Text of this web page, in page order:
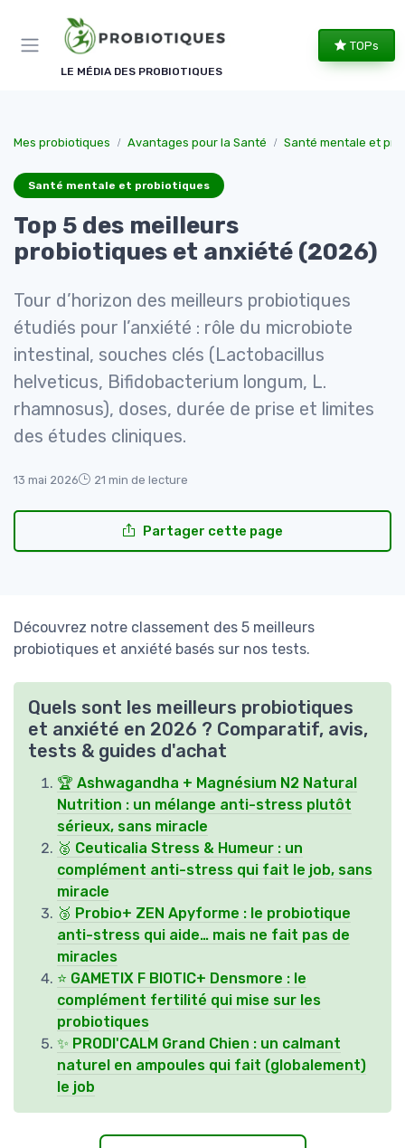
LE MÉDIA DES PROBIOTIQUES
TOPs
Mes probiotiques Avantages pour la Santé Santé mentale et
Santé mentale et probiotiques
Top 5 des meilleurs
probiotiques et anxiété (2026)
Tour d’horizon des meilleurs probiotiques
étudiés pour l’anxiété : rôle du microbiote
intestinal, souches clés (Lactobacillus
helveticus, Bifidobacterium longum, L.
rhamnosus), doses, durée de prise et limites
des études cliniques.
13 mai 2026 21 min de lecture
Partager cette page
Découvrez notre classement des 5 meilleurs
probiotiques et anxiété basés sur nos tests.
Quels sont les meilleurs probiotiques
et anxiété en 2026 ? Comparatif, avis,
tests & guides d'achat
🏆 Ashwagandha + Magnésium N2 Natural
Nutrition : un mélange anti-stress plutôt
sérieux, sans miracle
🥈 Ceuticalia Stress & Humeur : un
complément anti-stress qui fait le job, sans
miracle
🥉 Probio+ ZEN Apyforme : le probiotique
anti-stress qui aide… mais ne fait pas de
miracles
⭐ GAMETIX F BIOTIC+ Densmore : le
complément fertilité qui mise sur les
probiotiques
✨ PRODI'CALM Grand Chien : un calmant
naturel en ampoules qui fait (globalement)
le job